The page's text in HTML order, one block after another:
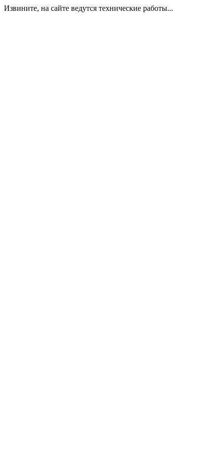
Извините, на сайте ведутся технические работы...